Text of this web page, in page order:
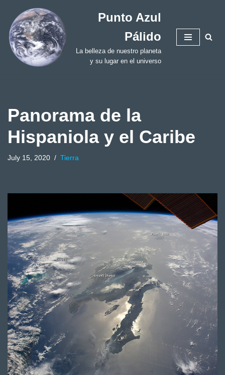
Skip
to
content
Punto Azul
Pálido
La belleza de nuestro planeta
y su lugar en el universo
Panorama de la
Hispaniola y el Caribe
July 15, 2020 Tierra